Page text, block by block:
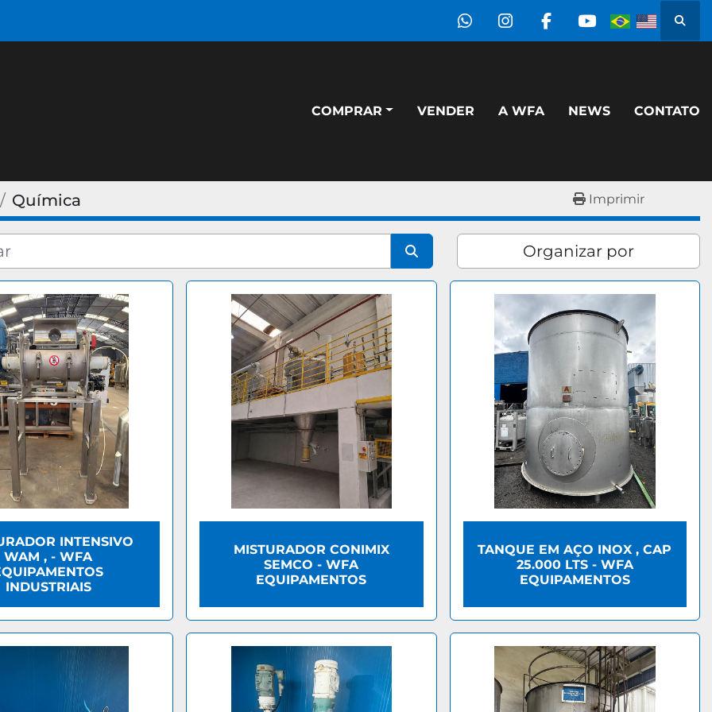
whatsappinstagram
facebook
youtube
COMPRAR NEWS
VENDER A WFA CONTATO
Química Imprimir
Organizar por
INTENSIVO
WAM , - WFA
INDUSTRIAIS
MISTURADOR CONIMIX
SEMCO - WFA
EQUIPAMENTOS
TANQUE EM AÇO INOX , CAP
25.000 LTS - WFA
EQUIPAMENTOS